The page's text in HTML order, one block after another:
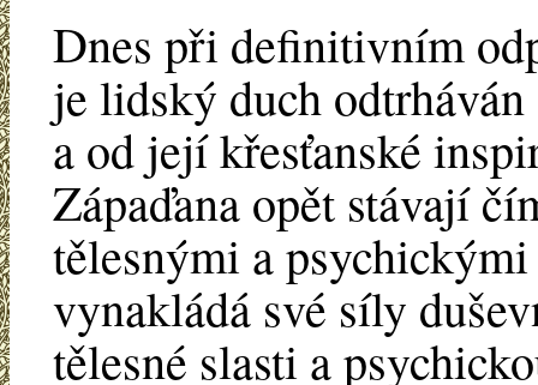
Dnes při definitivním
je lidský duch
a od její křesťanské
Zápaďana opět stávají
tělesnými a
vynakládá své síly
tělesné slasti a